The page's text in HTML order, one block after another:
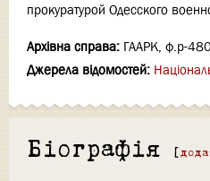
прокуратурой Одесского
Архівна справа: ГААРК, ф.р-
Джерела відомостей:
Біографія [